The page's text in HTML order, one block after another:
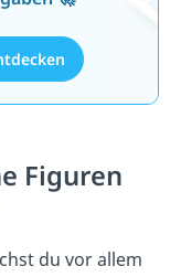
Figuren
du vor allem